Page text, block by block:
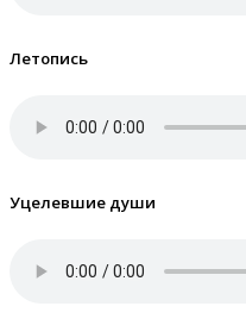
Летопись
Уцелевшие души